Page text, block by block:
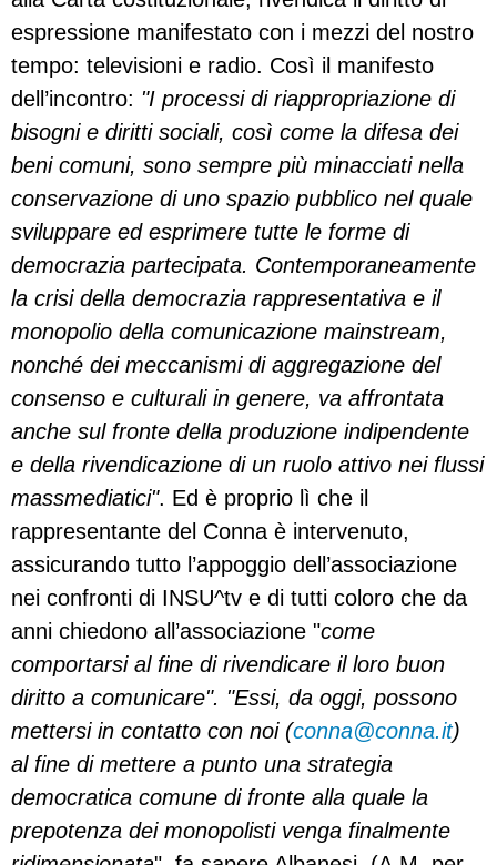
espressione manifestato con i mezzi del nostro
tempo: televisioni e radio. Così il manifesto
dell’incontro: "I processi di riappropriazione di
bisogni e diritti sociali, così come la difesa dei
beni comuni, sono sempre più minacciati nella
conservazione di uno spazio pubblico nel quale
sviluppare ed esprimere tutte le forme di
democrazia partecipata. Contemporaneamente
la crisi della democrazia rappresentativa e il
monopolio della comunicazione mainstream,
nonché dei meccanismi di aggregazione del
consenso e culturali in genere, va affrontata
anche sul fronte della produzione indipendente
e della rivendicazione di un ruolo attivo nei flussi
massmediatici". Ed è proprio lì che il
rappresentante del Conna è intervenuto,
assicurando tutto l’appoggio dell’associazione
nei confronti di INSU^tv e di tutti coloro che da
anni chiedono all’associazione "come
comportarsi al fine di rivendicare il loro buon
diritto a comunicare". "Essi, da oggi, possono
mettersi in contatto con noi (conna@conna.it)
alfine di mettere a punto una strategia
democratica comune di fronte alla quale la
prepotenza dei monopolisti venga finalmente